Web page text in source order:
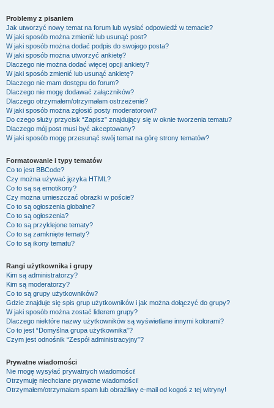
Problemy z pisaniem
Jak utworzyć nowy temat na forum lub wysłać odpowiedź w temacie?
W jaki sposób można zmienić lub usunąć post?
W jaki sposób można dodać podpis do swojego posta?
W jaki sposób można utworzyć ankietę?
Dlaczego nie można dodać więcej opcji ankiety?
W jaki sposób zmienić lub usunąć ankietę?
Dlaczego nie mam dostępu do forum?
Dlaczego nie mogę dodawać załączników?
Dlaczego otrzymałem/otrzymałam ostrzeżenie?
W jaki sposób można zgłosić posty moderatorowi?
Do czego służy przycisk “Zapisz” znajdujący się w oknie tworzenia tematu?
Dlaczego mój post musi być akceptowany?
W jaki sposób mogę przesunąć swój temat na górę strony tematów?
Formatowanie i typy tematów
Co to jest BBCode?
Czy można używać języka HTML?
Co to są są emotikony?
Czy można umieszczać obrazki w poście?
Co to są ogłoszenia globalne?
Co to są ogłoszenia?
Co to są przyklejone tematy?
Co to są zamknięte tematy?
Co to są ikony tematu?
Rangi użytkownika i grupy
Kim są administratorzy?
Kim są moderatorzy?
Co to są grupy użytkowników?
Gdzie znajduje się spis grup użytkowników i jak można dołączyć do grupy?
W jaki sposób można zostać liderem grupy?
Dlaczego niektóre nazwy użytkowników są wyświetlane innymi kolorami?
Co to jest “Domyślna grupa użytkownika”?
Czym jest odnośnik “Zespół administracyjny”?
Prywatne wiadomości
Nie mogę wysyłać prywatnych wiadomości!
Otrzymuję niechciane prywatne wiadomości!
Otrzymałem/otrzymałam spam lub obraźliwy e-mail od kogoś z tej witryny!